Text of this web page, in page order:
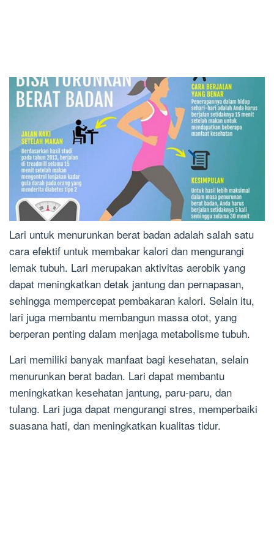
Lari untuk menurunkan berat badan adalah salah satu
cara efektif untuk membakar kalori dan mengurangi
lemak tubuh. Lari merupakan aktivitas aerobik yang
dapat meningkatkan detak jantung dan pernapasan,
sehingga mempercepat pembakaran kalori. Selain itu,
lari juga membantu membangun massa otot, yang
berperan penting dalam menjaga metabolisme tubuh.
Lari memiliki banyak manfaat bagi kesehatan, selain
menurunkan berat badan. Lari dapat membantu
meningkatkan kesehatan jantung, paru-paru, dan
tulang. Lari juga dapat mengurangi stres, memperbaiki
suasana hati, dan meningkatkan kualitas tidur.